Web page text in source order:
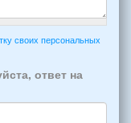
своих персональных
ответ на